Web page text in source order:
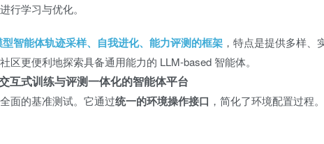
行学习与优化。
智能体轨迹采样、自我进化、能力评测的框架 ，特点是提供多样、
更便利地探索具备通用能力的 LLM-based 智能体。
式训练与评测一体化的智能体平台
面的基准测试。它通过统一的环境操作接口 ，简化了环境配置过程。